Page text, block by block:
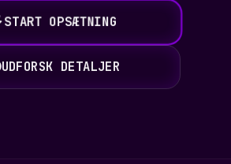
START OPSÆTNING
UDFORSK DETALJER